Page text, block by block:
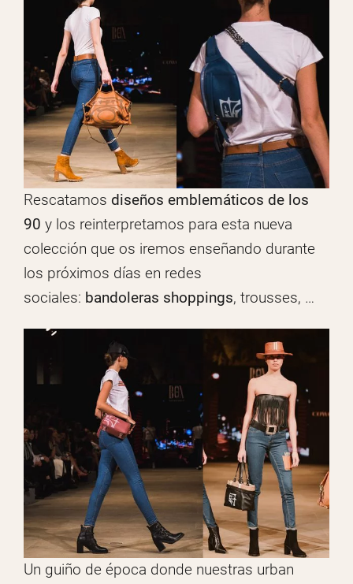
Rescatamos diseños emblemáticos de los
90 y los reinterpretamos para esta nueva
colección que os iremos enseñando durante
los próximos días en redes
sociales: bandoleras shoppings, trousses, …
Un guiño de época donde nuestras urban